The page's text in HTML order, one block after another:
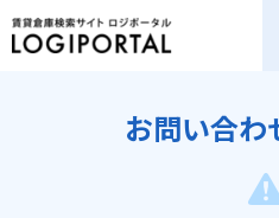
お問い合わ